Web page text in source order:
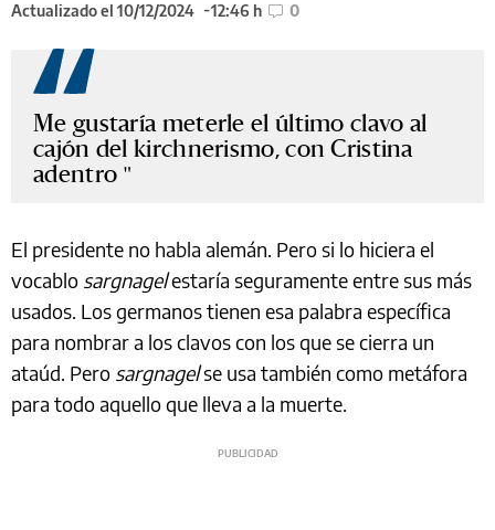
Actualizado el 10/12/2024
12:46 h 0
Me gustaría meterle el último clavo al
cajón del kirchnerismo, con Cristina
adentro
El presidente no habla alemán. Pero si lo hiciera el
vocablo sargnagelestaría seguramente entre sus más
usados. Los germanos tienen esa palabra específica
para nombrar a los clavos con los que se cierra un
ataúd. Pero sargnagelse usa también como metáfora
para todo aquello que lleva a la muerte.